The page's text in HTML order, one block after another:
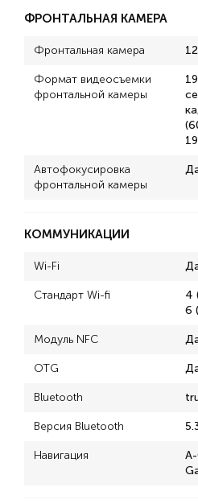
ФРОНТАЛЬНАЯ КАМЕРА
Фронтальная камера
Формат видеосъемки
фронтальной камеры
Автофокусировка
фронтальной камеры
КОММУНИКАЦИИ
Wi-Fi
Стандарт Wi-fi
4
6
Модуль NFC
OTG
Bluetooth
Версия Bluetooth
Навигация